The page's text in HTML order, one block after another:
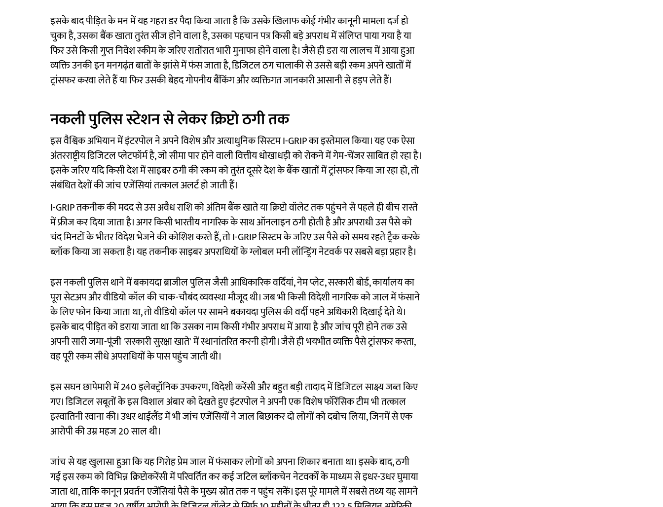
इसके बाद पीड़ित के मन में यह गहरा डर पैदा किया जाता है कि उसके खिलाफ कोई गंभीर कानूनी मामला दर्ज हो
चुका है, उसका बैंक खाता तुरंत सीज होने वाला है, उसका पहचान पत्र किसी बड़े अपराध में संलिप्त पाया गया है या
फिर उसे किसी गुप्त निवेश स्कीम के जरिए रातोंरात भारी मुनाफा होने वाला है। जैसे ही डरा या लालच में आया हुआ
व्यक्ति उनकी इन मनगढ़ंत बातों के झांसे में फंस जाता है, डिजिटल ठग चालाकी से उससे बड़ी रकम अपने खातों में
ट्रांसफर करवा लेते हैं या फिर उसकी बेहद गोपनीय बैंकिंग और व्यक्तिगत जानकारी आसानी से हड़प लेते हैं।
नकली पुलिस स्टेशन से लेकर क्रिप्टो ठगी तक
इस वैश्विक अभियान में इंटरपोल ने अपने विशेष और अत्याधुनिक सिस्टम I-GRIPका इस्तेमाल किया। यह एक ऐसा
अंतरराष्ट्रीय डिजिटल प्लेटफॉर्म है, जो सीमा पार होने वाली वित्तीय धोखाधड़ी को रोकने में गेम-चेंजर साबित हो रहा है।
इसके जरिए यदि किसी देश में साइबर ठगी की रकम को तुरंत दूसरे देश के बैंक खातों में ट्रांसफर किया जा रहा हो, तो
संबंधित देशों की जांच एजेंसियां तत्काल अलर्ट हो जाती हैं।
I-GRIP तकनीक की मदद से उस अवैध राशि को अंतिम बैंक खाते या क्रिप्टो वॉलेट तक पहुंचने से पहले ही बीच रास्ते
में फ्रीज कर दिया जाता है। अगर किसी भारतीय नागरिक के साथ ऑनलाइन ठगी होती है और अपराधी उस पैसे को
चंद मिनटों के भीतर विदेश भेजने की कोशिश करते हैं, तो I-GRIP सिस्टम के जरिए उस पैसे को समय रहते ट्रैक करके
ब्लॉक किया जा सकता है। यह तकनीक साइबर अपराधियों के ग्लोबल मनी लॉन्ड्रिंग नेटवर्क पर सबसे बड़ा प्रहार है।
इस नकली पुलिस थाने में बकायदा ब्राजील पुलिस जैसी आधिकारिक वर्दियां, नेम प्लेट, सरकारी बोर्ड, कार्यालय का
पूरा सेटअप और वीडियो कॉल की चाक-चौबंद व्यवस्था मौजूद थी। जब भी किसी विदेशी नागरिक को जाल में फंसाने
के लिए फोन किया जाता था, तो वीडियो कॉल पर सामने बकायदा पुलिस की वर्दी पहने अधिकारी दिखाई देते थे।
इसके बाद पीड़ित को डराया जाता था कि उसका नाम किसी गंभीर अपराध में आया है और जांच पूरी होने तक उसे
अपनी सारी जमा-पूंजी 'सरकारी सुरक्षा खाते' में स्थानांतरित करनी होगी। जैसे ही भयभीत व्यक्ति पैसे ट्रांसफर करता,
वह पूरी रकम सीधे अपराधियों के पास पहुंच जाती थी।
इस सघन छापेमारी में 240 इलेक्ट्रॉनिक उपकरण, विदेशी करेंसी और बहुत बड़ी तादाद में डिजिटल साक्ष्य जब्त किए
गए। डिजिटल सबूतों के इस विशाल अंबार को देखते हुए इंटरपोल ने अपनी एक विशेष फॉरेंसिक टीम भी तत्काल
इस्वातिनी रवाना की। उधर थाईलैंड में भी जांच एजेंसियों ने जाल बिछाकर दो लोगों को दबोच लिया, जिनमें से एक
आरोपी की उम्र महज 20 साल थी।
जांच से यह खुलासा हुआ कि यह गिरोह प्रेम जाल में फंसाकर लोगों को अपना शिकार बनाता था। इसके बाद, ठगी
गई इस रकम को विभिन्न क्रिप्टोकरेंसी में परिवर्तित कर कई जटिल ब्लॉकचेन नेटवर्कों के माध्यम से इधर-उधर घुमाया
जाता था, ताकि कानून प्रवर्तन एजेंसियां पैसे के मुख्य स्रोत तक न पहुंच सकें। इस पूरे मामले में सबसे तथ्य यह सामने